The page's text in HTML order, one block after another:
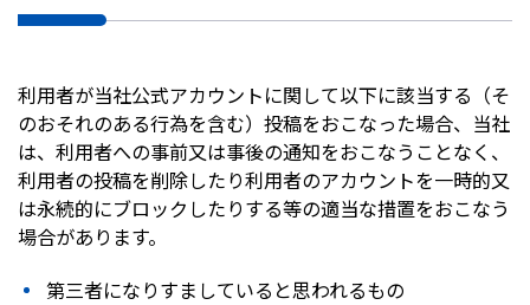
利用者が当社公式アカウントに関して以下に該当する（そ
のおそれのある行為を含む）投稿をおこなった場合、当社
は、利用者への事前又は事後の通知をおこなうことなく、
利用者の投稿を削除したり利用者のアカウントを一時的又
は永続的にブロックしたりする等の適当な措置をおこなう
場合があります。
第三者になりすましていると思われるもの